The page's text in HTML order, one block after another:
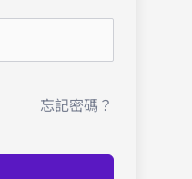
忘記密碼？